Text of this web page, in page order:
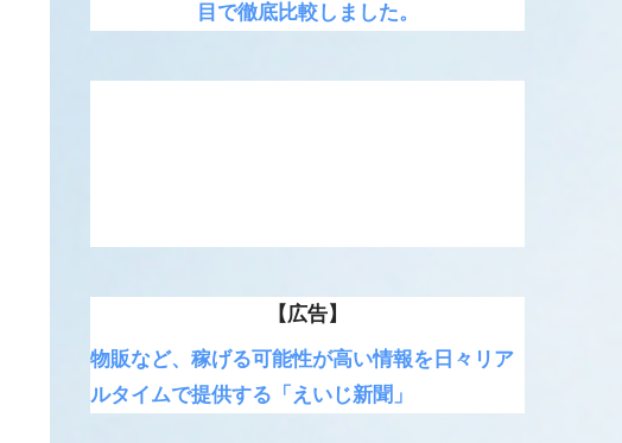
目で徹底比較しました。
【広告】
物販など、稼げる可能性が高い情報を日々リア
ルタイムで提供する「えいじ新聞」